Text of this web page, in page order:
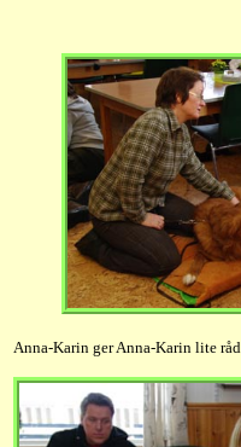
Anna-Karin ger Anna-Karin